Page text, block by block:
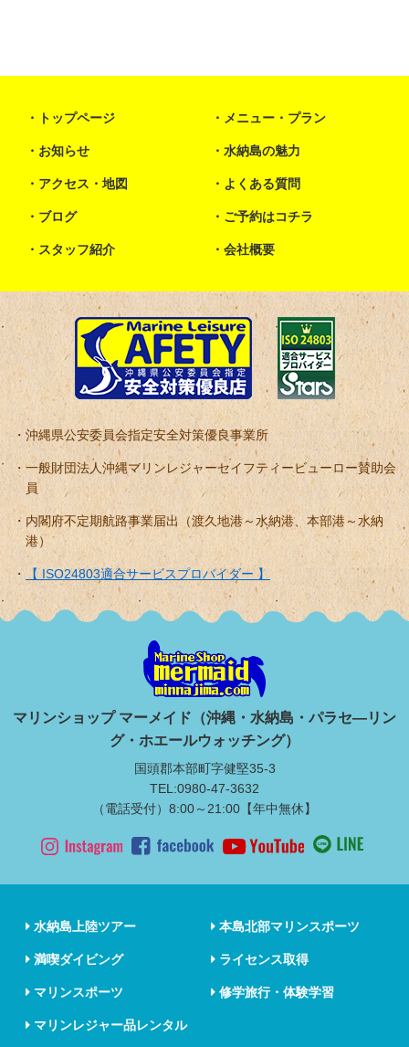
トップページ メニュー・プラン
お知らせ 水納島の魅力
アクセス・地図 よくある質問
ブログ ご予約はコチラ
スタッフ紹介 会社概要
沖縄県公安委員会指定安全対策優良事業所
一般財団法人沖縄マリンレジャーセイフティービューロー賛助会
員
内閣府不定期航路事業届出（渡久地港～水納港、本部港～水納
港）
【 ISO24803適合サービスプロバイダー 】
マリンショップ マーメイド（沖縄・水納島・パラセ―リン
グ・ホエールウォッチング）
国頭郡本部町字健堅35-3
TEL:0980-47-3632
（電話受付）8:00～21:00【年中無休】
水納島上陸ツアー 本島北部マリンスポーツ
満喫ダイビング ライセンス取得
マリンスポーツ 修学旅行・体験学習
マリンレジャー品レンタル